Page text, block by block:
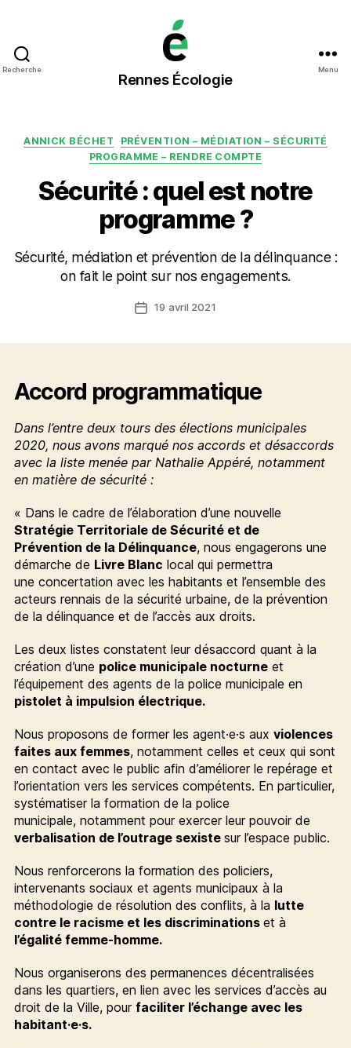
Recherche
Rennes
Écologie
Rennes Écologie
Menu
Catégories
ANNICK BÉCHET
PRÉVENTION – MÉDIATION – SÉCURITÉ
PROGRAMME – RENDRE COMPTE
Sécurité : quel est notre
programme ?
Sécurité, médiation et prévention de la délinquance :
on fait le point sur nos engagements.
Date19 avril 2021
Accord programmatique
Dans l’entre deux tours des élections municipales
2020, nous avons marqué nos accords et désaccords
avec la liste menée par Nathalie Appéré, notamment
en matière de sécurité :
« Dans le cadre de l’élaboration d’une nouvelle
Stratégie Territoriale de Sécurité et de
Prévention de la Délinquance, nous engagerons une
démarche de Livre Blanc local qui permettra
une concertation avec les habitants et l’ensemble des
acteurs rennais de la sécurité urbaine, de la prévention
de la délinquance et de l’accès aux droits.
Les deux listes constatent leur désaccord quant à la
création d’une police municipale nocturneet
l’équipement des agents de la police municipale en
pistolet à impulsion électrique.
Nous proposons de former les agent·e·s aux violences
faites aux femmes, notamment celles et ceux qui sont
en contact avec le public afin d’améliorer le repérage et
l’orientation vers les services compétents. En particulier,
systématiser la formation de la police
municipale, notamment pour exercer leur pouvoir de
verbalisation de l’outrage sexiste sur l’espace public.
Nous renforcerons la formation des policiers,
intervenants sociaux et agents municipaux à la
méthodologie de résolution des conflits, à la lutte
contre le racisme et les discriminations et à
l’égalité femme-homme.
Nous organiserons des permanences décentralisées
dans les quartiers, en lien avec les services d’accès au
droit de la Ville, pour faciliter l’échange avec les
habitant·e·s.